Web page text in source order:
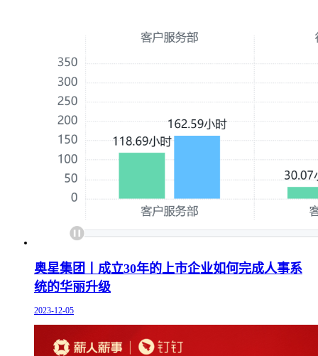
奥星集团丨成立30年的上市企业如何完成人事系
统的华丽升级
2023-12-05